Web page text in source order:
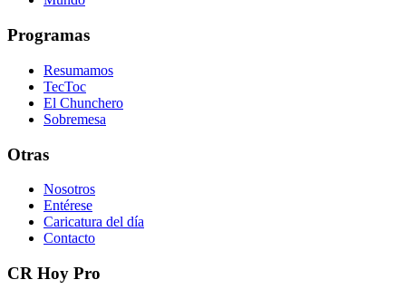
Programas
Resumamos
TecToc
El Chunchero
Sobremesa
Otras
Nosotros
Entérese
Caricatura del día
Contacto
CR Hoy Pro